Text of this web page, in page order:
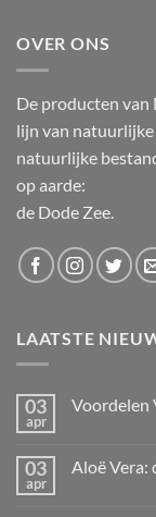
OVER ONS
De producten van
lijn van
natuurlijke
op aarde:
de Dode Zee.
LAATSTE
03
apr
Voordelen
Voordelen
03
apr
Aloë Vera: